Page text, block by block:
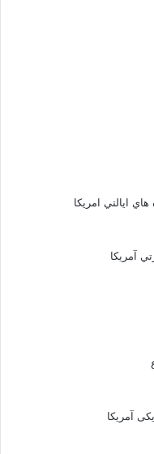
ايالتي امريکا
آمريکا
آمریکا